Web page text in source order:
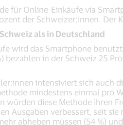
für Online-Einkäufe via
der Schweizer:innen. Der
als in Deutschland
wird das Smartphone
bezahlen in der Schweiz 25
intensiviert sich auch
mindestens einmal pro
würden diese Methode ihren
Ausgaben verbessert, seit
abheben müssen (54 %)